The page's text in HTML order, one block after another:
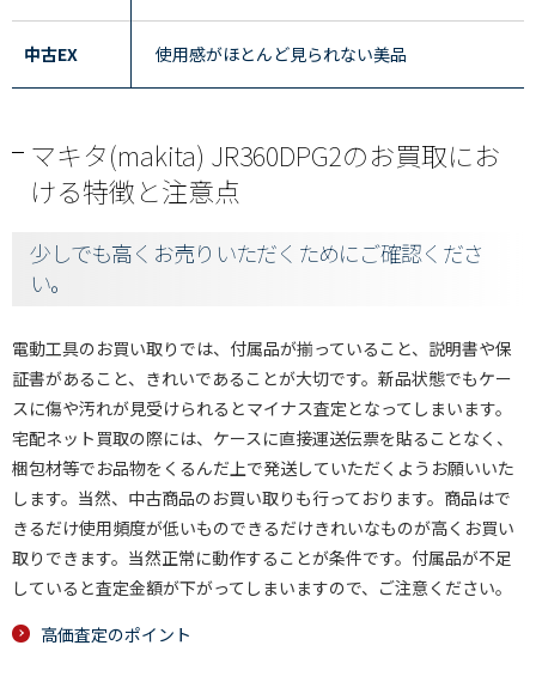
中古EX 使用感がほとんど見られない美品
マキタ(makita) JR360DPG2のお買取にお
ける特徴と注意点
少しでも高くお売りいただくためにご確認くださ
い。
電動工具のお買い取りでは、付属品が揃っていること、説明書や保
証書があること、きれいであることが大切です。新品状態でもケー
スに傷や汚れが見受けられるとマイナス査定となってしまいます。
宅配ネット買取の際には、ケースに直接運送伝票を貼ることなく、
梱包材等でお品物をくるんだ上で発送していただくようお願いいた
します。当然、中古商品のお買い取りも行っております。商品はで
きるだけ使用頻度が低いものできるだけきれいなものが高くお買い
取りできます。当然正常に動作することが条件です。付属品が不足
していると査定金額が下がってしまいますので、ご注意ください。
高価査定のポイント